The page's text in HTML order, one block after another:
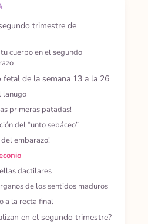
trimestre de
cuerpo en el segundo
de la semana 13 a la 26
lanugo
primeras patadas!
del “unto sebáceo”
embarazo!
dactilares
de los sentidos maduros
a la recta final
en el segundo trimestre?